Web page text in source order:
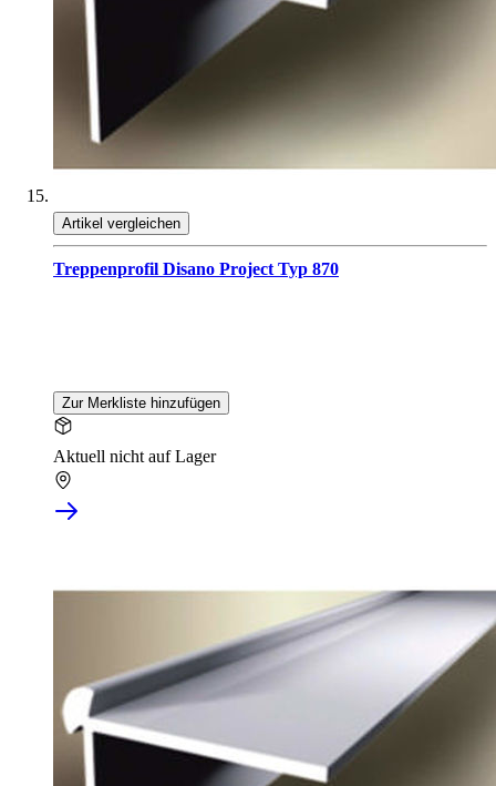
Artikel vergleichen
Treppenprofil Disano Project Typ 870
Zur Merkliste hinzufügen
Aktuell nicht auf Lager